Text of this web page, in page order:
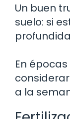
Un buen
suelo: si
En
a la